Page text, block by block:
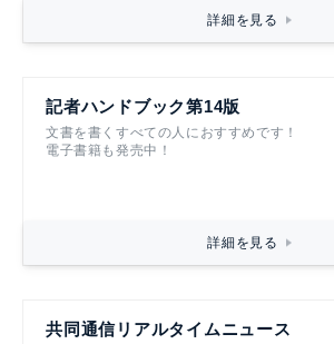
詳細を見る
記者ハンドブック第14版
文書を書くすべての人におすすめです！
電子書籍も発売中！
詳細を見る
共同通信リアルタイムニュース